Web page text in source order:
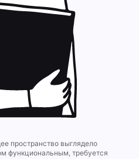
пространство выглядело
функциональным, требуется